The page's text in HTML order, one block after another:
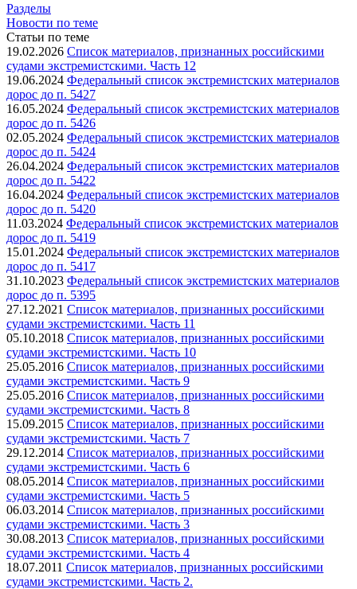
Разделы
Новости по теме
Статьи по теме
19.02.2026 Список материалов, признанных российскими
судами экстремистскими. Часть 12
19.06.2024 Федеральный список экстремистских материалов
дорос до п. 5427
16.05.2024 Федеральный список экстремистских материалов
дорос до п. 5426
02.05.2024 Федеральный список экстремистских материалов
дорос до п. 5424
26.04.2024 Федеральный список экстремистских материалов
дорос до п. 5422
16.04.2024 Федеральный список экстремистских материалов
дорос до п. 5420
11.03.2024 Федеральный список экстремистских материалов
дорос до п. 5419
15.01.2024 Федеральный список экстремистских материалов
дорос до п. 5417
31.10.2023 Федеральный список экстремистских материалов
дорос до п. 5395
27.12.2021 Список материалов, признанных российскими
судами экстремистскими. Часть 11
05.10.2018 Список материалов, признанных российскими
судами экстремистскими. Часть 10
25.05.2016 Список материалов, признанных российскими
судами экстремистскими. Часть 9
25.05.2016 Список материалов, признанных российскими
судами экстремистскими. Часть 8
15.09.2015 Список материалов, признанных российскими
судами экстремистскими. Часть 7
29.12.2014 Список материалов, признанных российскими
судами экстремистскими. Часть 6
08.05.2014 Список материалов, признанных российскими
судами экстремистскими. Часть 5
06.03.2014 Список материалов, признанных российскими
судами экстремистскими. Часть 3
30.08.2013 Список материалов, признанных российскими
судами экстремистскими. Часть 4
18.07.2011 Список материалов, признанных российскими
судами экстремистскими. Часть 2.